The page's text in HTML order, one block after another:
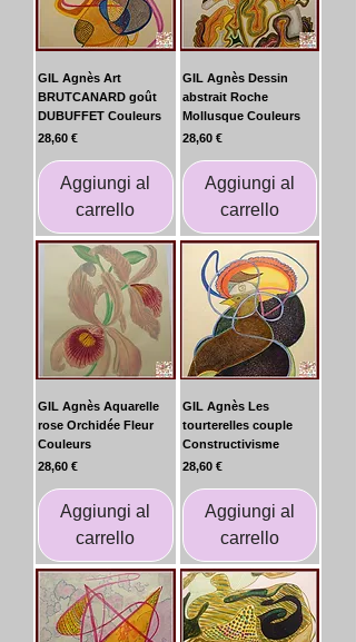
GIL Agnès Art
BRUTCANARD goût
DUBUFFET Couleurs
Prezzo
28,60 €
Aggiungi al
carrello
GIL Agnès Dessin
abstrait Roche
Mollusque Couleurs
Prezzo
28,60 €
Aggiungi al
carrello
GIL Agnès Aquarelle
rose Orchidée Fleur
Couleurs
Prezzo
28,60 €
Aggiungi al
carrello
GIL Agnès Les
tourterelles couple
Constructivisme
Prezzo
28,60 €
Aggiungi al
carrello